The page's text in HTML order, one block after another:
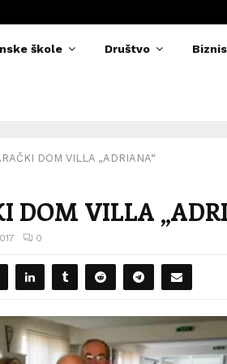
škole Društvo Biznis
DOM VILLA „ADRIANA“
DOM VILLA
0